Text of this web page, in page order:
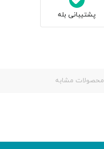
پشتیبانی بله
محصولات مشابه